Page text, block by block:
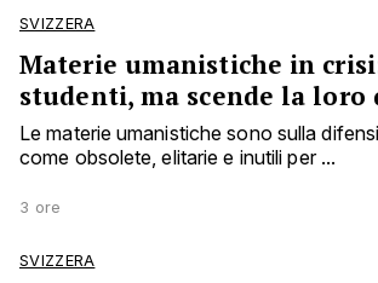
SVIZZERA
Materie umanistiche in
studenti, ma scende la loro
Le materie umanistiche sono sulla
come obsolete, elitarie e inutili per ...
3 ore
SVIZZERA